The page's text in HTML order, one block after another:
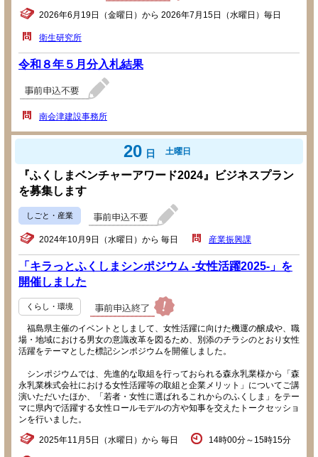
2026年6月19日（金曜日）から 2026年7月15日（水曜日）毎日
衛生研究所
令和８年５月分入札結果
南会津建設事務所
20 日 土曜日
『ふくしまベンチャーアワード2024』ビジネスプラン
を募集します
しごと・産業
2024年10月9日（水曜日）から 毎日 産業振興課
「キラっとふくしまシンポジウム -女性活躍2025-」を
開催しました
くらし・環境
福島県主催のイベントとしまして、女性活躍に向けた機運の醸成や、職
場・地域における男女の意識改革を図るため、別添のチラシのとおり女性
活躍をテーマとした標記シンポジウムを開催しました。
シンポジウムでは、先進的な取組を行っておられる森永乳業様から「森
永乳業株式会社における女性活躍等の取組と企業メリット」についてご講
演いただいたほか、「若者・女性に選ばれるこれからのふくしま」をテー
マに県内で活躍する女性ロールモデルの方や知事を交えたトークセッショ
ンを行いました。
2025年11月5日（水曜日）から 毎日 14時00分～15時15分